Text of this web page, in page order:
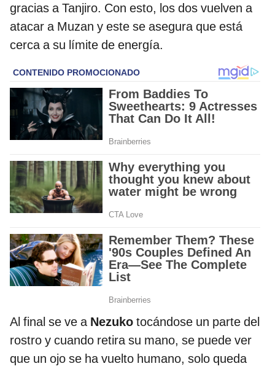
gracias a Tanjiro. Con esto, los dos vuelven a
atacar a Muzan y este se asegura que está
cerca a su límite de energía.
Al final se ve a Nezuko tocándose un parte del
rostro y cuando retira su mano, se puede ver
que un ojo se ha vuelto humano, solo queda